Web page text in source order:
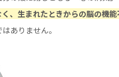
、生まれたときからの脳の機能
ありません。